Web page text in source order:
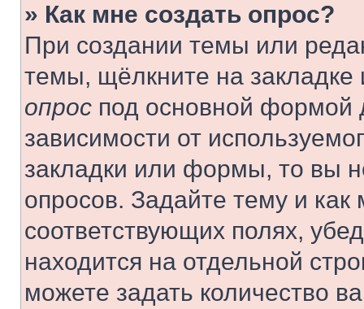
» Как мне создать опрос?
При создании темы или
темы, щёлкните на
опрос под основной формой
зависимости от
закладки или формы, то вы
опросов. Задайте тему и
соответствующих полях,
находится на отдельной
можете задать количество